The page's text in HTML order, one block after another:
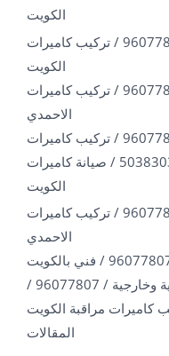
الكويت
فني كاميرات مراقبة الكويت / 96077807 / تركيب كاميرات
الكويت
فني تركيب كاميرات / 96077807 / تركيب كاميرات
الاحمدي
فني تركيب كاميرات مراقبة / 50383036 / صيانة كاميرات
الكويت
فني تركيب كاميرات / 96077807 / تركيب كاميرات
الاحمدي
تركيب كاميرات مراقبة داخلية وخارجية / 96077807 /
كاميرات مراقبة الكويت
المقالات